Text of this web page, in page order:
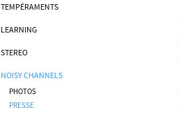
TEMPÉRAMENTS
LEARNING
STEREO
NOISY CHANNELS
PHOTOS
PRESSE